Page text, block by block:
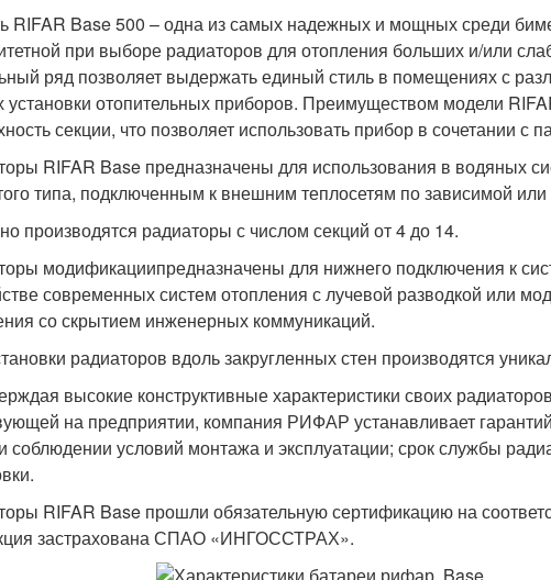
RIFAR Base 500 – одна из самых надежных и мощных среди
при выборе радиаторов для отопления больших и/или
ряд позволяет выдержать единый стиль в помещениях с
установки отопительных приборов. Преимуществом модели
секции, что позволяет использовать прибор в сочетании с
RIFAR Base предназначены для использования в водяных
типа, подключенным к внешним теплосетям по зависимой
производятся радиаторы с числом секций от 4 до 14.
модификациипредназначены для нижнего подключения к
современных систем отопления с лучевой разводкой или
со скрытием инженерных коммуникаций.
радиаторов вдоль закругленных стен производятся
высокие конструктивные характеристики своих
на предприятии, компания РИФАР устанавливает
соблюдении условий монтажа и эксплуатации; срок службы
RIFAR Base прошли обязательную сертификацию на
застрахована СПАО «ИНГОССТРАХ».